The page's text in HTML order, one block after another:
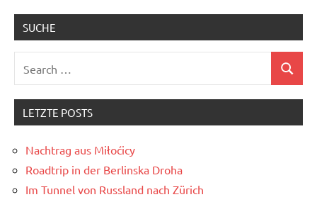
SUCHE
for:
Search
LETZTE POSTS
Nachtrag aus Miłoćicy
Roadtrip in der Berlinska Droha
Im Tunnel von Russland nach Zürich